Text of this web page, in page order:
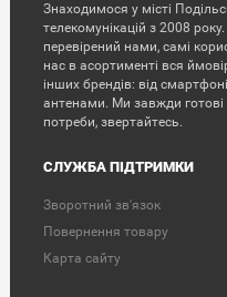
Знаходимося у місті
телекомунікацій з 2008
перевірений нами, самі
нас в асортименті вся
інших брендів: від
антенами. Ми завжди готові
потреби, звертайтесь.
СЛУЖБА ПІДТРИМКИ
Зворотний зв'язок
Повернення товару
Карта сайту